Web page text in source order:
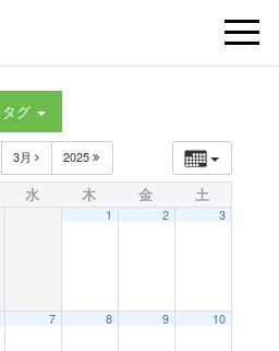
t
タグ
3月 2025
水 木 金 土
1 2 3
7 8 9 10